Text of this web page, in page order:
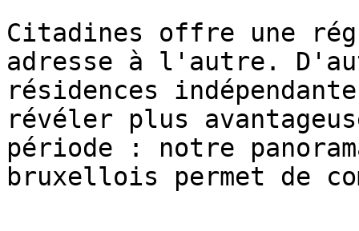
Citadines offre une
adresse à l'autre.
résidences
révéler plus
période : notre
bruxellois permet de